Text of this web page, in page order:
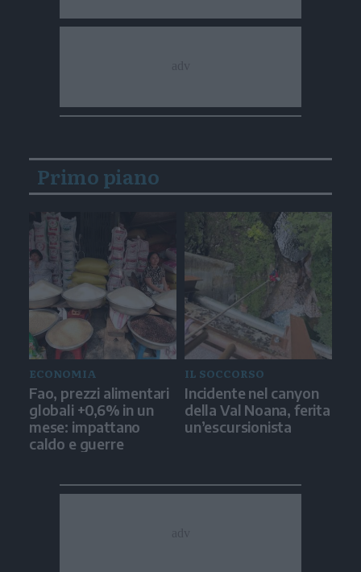
Primo piano
ECONOMIA
Fao, prezzi alimentari
globali +0,6% in un
mese: impattano
caldo e guerre
IL SOCCORSO
Incidente nel canyon
della Val Noana, ferita
un’escursionista